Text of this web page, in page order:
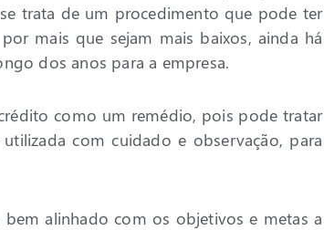
trata de um procedimento que pode ter
mais que sejam mais baixos, ainda há
dos anos para a empresa.
como um remédio, pois pode tratar
com cuidado e observação, para
alinhado com os objetivos e metas a